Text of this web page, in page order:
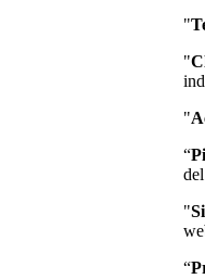
"
"
"
“
"
“